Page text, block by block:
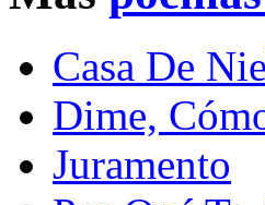
Casa De
Dime,
Juramento